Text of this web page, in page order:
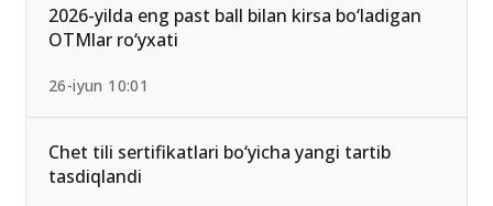
15-iyun 10:27
2026-yilda eng past ball bilan kirsa bo‘ladigan
OTMlar ro‘yxati
26-iyun 10:01